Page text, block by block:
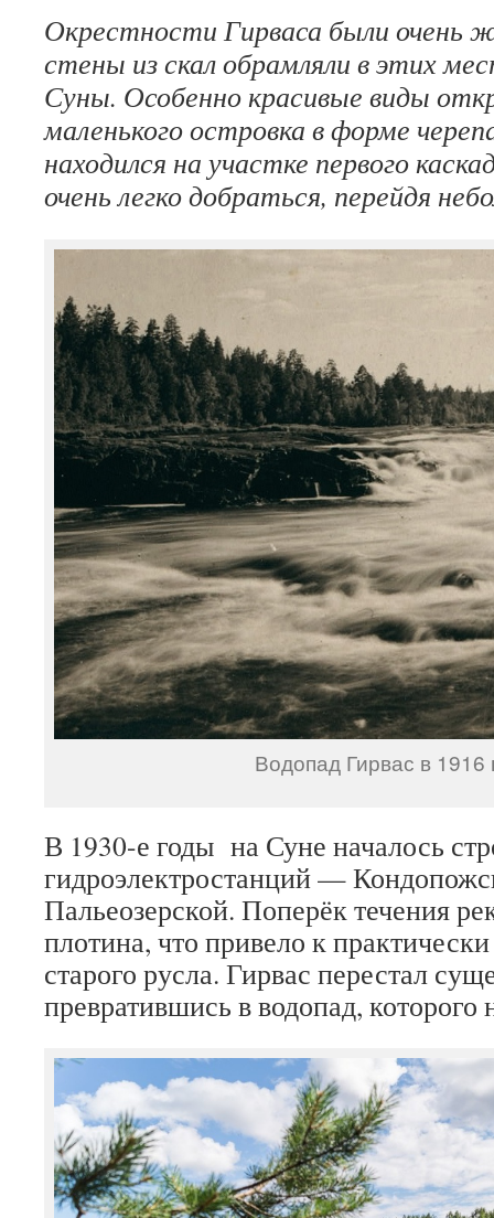
Окрестности Гирваса были очень
стены из скал обрамляли в этих
Суны. Особенно красивые виды
маленького островка в форме
находился на участке первого
очень легко добраться, перейдя
Водопад Гирвас в 1916
В 1930-е годы на Суне началось
гидроэлектростанций —
Пальеозерской. Поперёк течения
плотина, что привело к
старого русла. Гирвас перестал
превратившись в водопад, которого